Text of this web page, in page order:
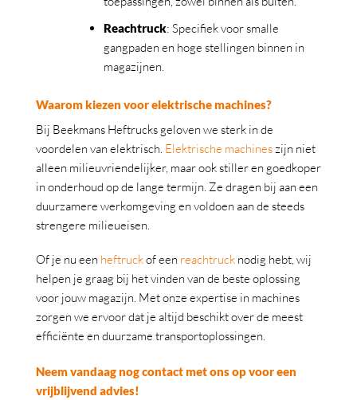
Reachtruck: Specifiek voor smalle
gangpaden en hoge stellingen binnen in
magazijnen.
Waarom kiezen voor elektrische machines?
Bij Beekmans Heftrucks geloven we sterk in de
voordelen van elektrisch. Elektrische machineszijn niet
alleen milieuvriendelijker, maar ook stiller en goedkoper
in onderhoud op de lange termijn. Ze dragen bij aan een
duurzamere werkomgeving en voldoen aan de steeds
strengere milieueisen.
Of je nu een heftruckof een reachtruck nodig hebt, wij
helpen je graag bij het vinden van de beste oplossing
voor jouw magazijn. Met onze expertise in machines
zorgen we ervoor dat je altijd beschikt over de meest
efficiënte en duurzame transportoplossingen.
Neem vandaag nog contact met ons op voor een
vrijblijvend advies!